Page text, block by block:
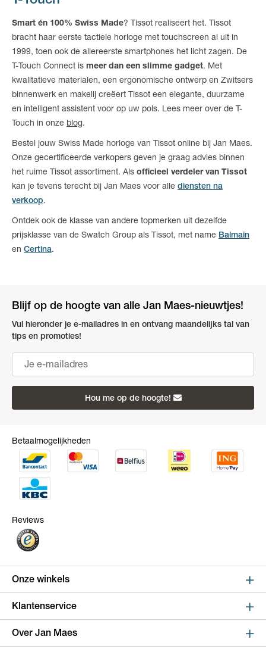
Smart én 100% Swiss Made? Tissot realiseert het. Tissot
bracht haar eerste tactiele horloge met touchscreen al uit in
1999, toen ook de allereerste smartphones het licht zagen. De
T-Touch Connect is meer dan een slimme gadget. Met
kwalitatieve materialen, een ergonomische ontwerp en Zwitsers
binnenwerk en makelij creëert Tissot een elegante, duurzame
en intelligent assistent voor op uw pols. Lees meer over de T-
Touch in onze blog.
Bestel jouw Swiss Made horloge van Tissot online bij Jan Maes.
Onze gecertificeerde verkopers geven je graag advies binnen
het ruime Tissot assortiment. Als officieel verdeler van Tissot
kan je tevens terecht bij Jan Maes voor alle diensten na
verkoop.
Ontdek ook de klasse van andere topmerken uit dezelfde
prijsklasse van de Swatch Group als Tissot, met name Balmain
en Certina.
Blijf op de hoogte van alle Jan Maes-nieuwtjes!
Vul hieronder je e-mailadres in en ontvang maandelijks tal van
tips en promoties!
Hou me op de hoogte!
Betaalmogelijkheden
Reviews
Onze winkels
Sint Niklaas
Kapelstraat 100, shop 123
9100 Sint-Niklaas
Klantenservice
Online bestellen en betalen
Over Jan Maes